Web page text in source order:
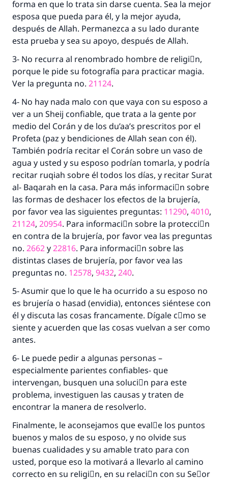
forma en que lo trata sin darse cuenta. Sea la mejor
esposa que pueda para él, y la mejor ayuda,
después de Allah. Permanezca a su lado durante
esta prueba y sea su apoyo, después de Allah.
3- No recurra al renombrado hombre de religiَn,
porque le pide su fotografía para practicar magia.
Ver la pregunta no. 21124.
4- No hay nada malo con que vaya con su esposo a
ver a un Sheij confiable, que trata a la gente por
medio del Corán y de los du’aa’s prescritos por el
Profeta (paz y bendiciones de Allah sean con él).
También podría recitar el Corán sobre un vaso de
agua y usted y su esposo podrían tomarla, y podría
recitar ruqiah sobre él todos los días, y recitar Surat
al- Baqarah en la casa. Para más informaciَn sobre
las formas de deshacer los efectos de la brujería,
por favor vea las siguientes preguntas: 11290, 4010,
21124, 20954. Para informaciَn sobre la protecciَn
en contra de la brujería, por favor vea las preguntas
no. 2662y22816. Para informaciَn sobre las
distintas clases de brujería, por favor vea las
preguntas no. 12578, 9432, 240.
5- Asumir que lo que le ha ocurrido a su esposo no
es brujería o hasad (envidia), entonces siéntese con
él y discuta las cosas francamente. Dígale cَmo se
siente y acuerden que las cosas vuelvan a ser como
antes.
6- Le puede pedir a algunas personas –
especialmente parientes confiables- que
intervengan, busquen una soluciَn para este
problema, investiguen las causas y traten de
encontrar la manera de resolverlo.
Finalmente, le aconsejamos que evalْe los puntos
buenos y malos de su esposo, y no olvide sus
buenas cualidades y su amable trato para con
usted, porque eso la motivará a llevarlo al camino
correcto en su religiَn, en su relaciَn con su Seٌor
La respuesta no. 110845 salvó un
matrimonio.
Desde la Q hasta la A, su contribución ayuda a
IslamQA.
Profeta ﷺ dijo:
"Una persona que orienta a otros a hacer el
bien obtendrá la misma recompensa que
aquellos que lo realicen."
(MUSLIM, 1893)
Contribuir